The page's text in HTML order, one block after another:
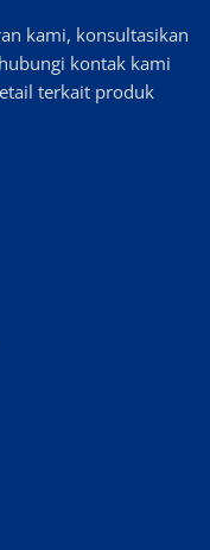
kami, konsultasikan
kontak kami
terkait produk